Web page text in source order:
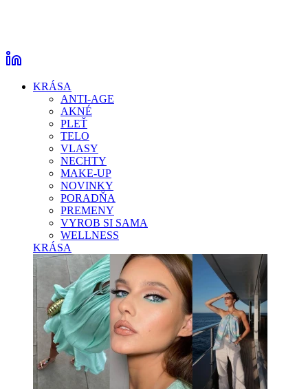
KRÁSA
ANTI-AGE
AKNÉ
PLEŤ
TELO
VLASY
NECHTY
MAKE-UP
NOVINKY
PORADŇA
PREMENY
VYROB SI SAMA
WELLNESS
KRÁSA